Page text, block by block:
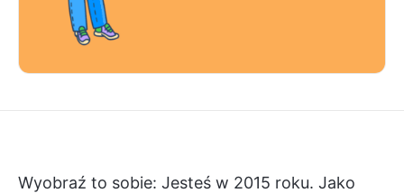
Wyobraź to sobie: Jesteś w 2015 roku. Jako